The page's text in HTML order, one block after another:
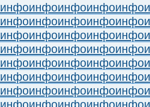
инфоинфоинфоинфоинфо
инфоинфоинфоинфоинфо
инфоинфоинфоинфоинфо
инфоинфоинфоинфоинфо
инфоинфоинфоинфоинфо
инфоинфоинфоинфоинфо
инфоинфоинфоинфоинфо
инфоинфоинфоинфоинфо